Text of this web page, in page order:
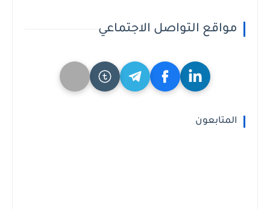
مواقع التواصل الاجتماعي
المتابعون